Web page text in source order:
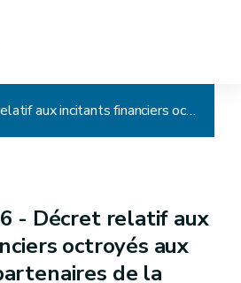
Décret relatif aux incitants financiers octroyés aux entreprises partenaires de la formation en alternance, aux apprenants en alternance et pour les coaches sectoriels
- Décret relatif aux
octroyés aux
de la